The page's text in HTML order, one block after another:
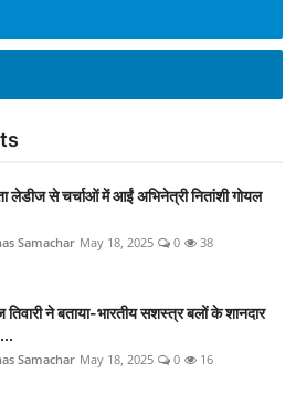
लेडीज से चर्चाओं में आईं अभिनेत्री नितांशी गोयल
Samachar May 18, 2025 0 38
तिवारी ने बताया-भारतीय सशस्त्र बलों के शानदार
Samachar May 18, 2025 0 16